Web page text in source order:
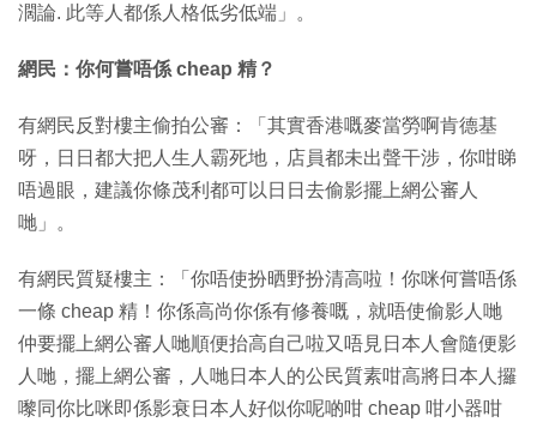
濶論. 此等人都係人格低劣低端」。
網民：你何嘗唔係 cheap 精？
有網民反對樓主偷拍公審：「其實香港嘅麥當勞啊肯德基
呀，日日都大把人生人霸死地，店員都未出聲干涉，你咁睇
唔過眼，建議你條茂利都可以日日去偷影擺上網公審人
哋」。
有網民質疑樓主：「你唔使扮晒野扮清高啦！你咪何嘗唔係
一條 cheap 精！你係高尚你係有修養嘅，就唔使偷影人哋
仲要擺上網公審人哋順便抬高自己啦又唔見日本人會隨便影
人哋，擺上網公審，人哋日本人的公民質素咁高將日本人攞
嚟同你比咪即係影衰日本人好似你呢啲咁 cheap 咁小器咁